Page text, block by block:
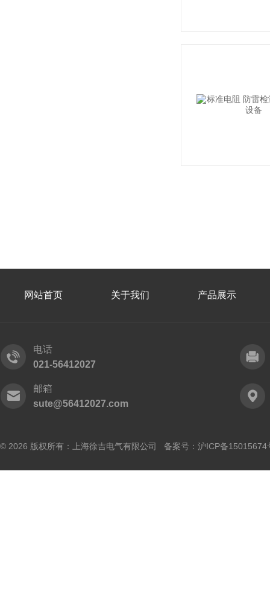
网站首页 关于我们 产品展示
电话
021-56412027
邮箱
sute@56412027.com
© 2026 版权所有：上海徐吉电气有限公司 备案号： 沪ICP备15015674